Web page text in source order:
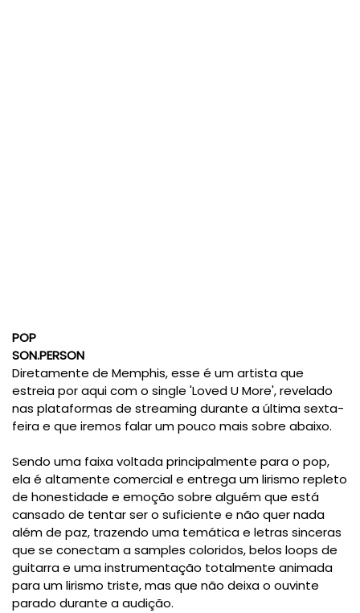
POP
SON.PERSON
Diretamente de Memphis, esse é um artista que
estreia por aqui com o single 'Loved U More', revelado
nas plataformas de streaming durante a última sexta-
feira e que iremos falar um pouco mais sobre abaixo.
Sendo uma faixa voltada principalmente para o pop,
ela é altamente comercial e entrega um lirismo repleto
de honestidade e emoção sobre alguém que está
cansado de tentar ser o suficiente e não quer nada
além de paz, trazendo uma temática e letras sinceras
que se conectam a samples coloridos, belos loops de
guitarra e uma instrumentação totalmente animada
para um lirismo triste, mas que não deixa o ouvinte
parado durante a audição.